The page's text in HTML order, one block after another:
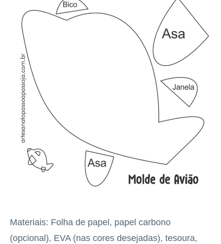
Materiais: Folha de papel, papel carbono
(opcional), EVA (nas cores desejadas), tesoura,